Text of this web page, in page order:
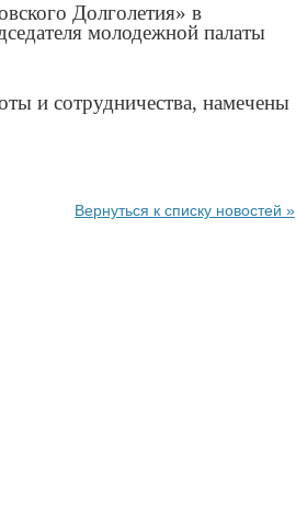
Долголетия» в
молодежной палаты
и сотрудничества, намечены
Вернуться к списку новостей »